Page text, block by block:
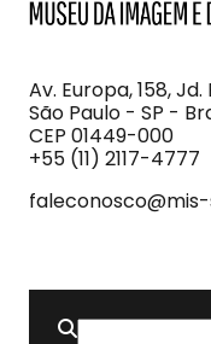
Imagem
e
do
Som
Av. Europa, 158,
São Paulo - SP -
CEP 01449-000
+55 (11) 2117-4777
Buscar